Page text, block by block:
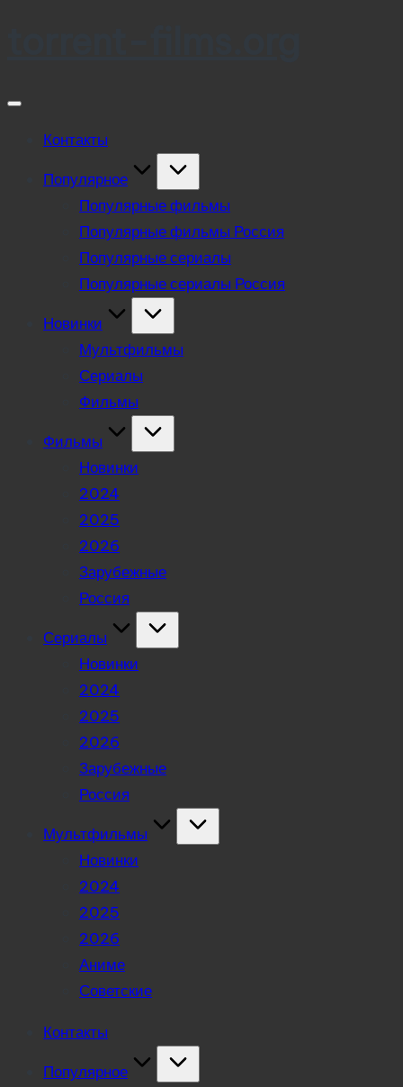
Контакты
Популярное
Популярные фильмы
Популярные фильмы Россия
Популярные сериалы
Популярные сериалы Россия
Новинки
Мультфильмы
Сериалы
Фильмы
Фильмы
Новинки
2024
2025
2026
Зарубежные
Россия
Сериалы
Новинки
2024
2025
2026
Зарубежные
Россия
Мультфильмы
Новинки
2024
2025
2026
Аниме
Советские
Контакты
Популярное